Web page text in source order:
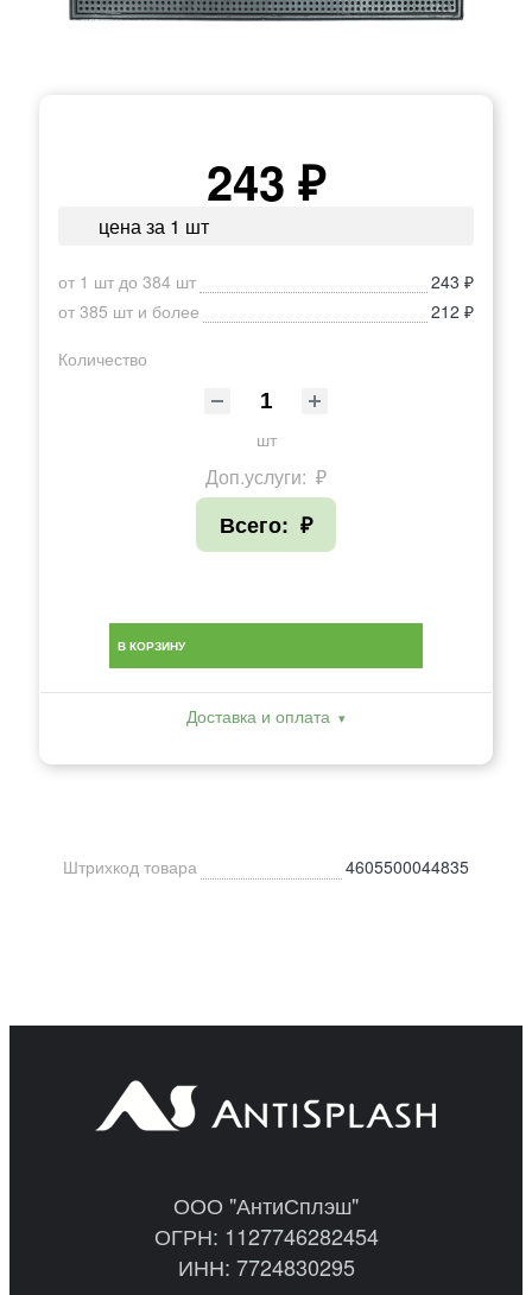
243 ₽
цена за 1 шт
от 1 шт до 384 шт
243 ₽
от 385 шт и более
212 ₽
Количество
шт
Доп.услуги: ₽
Всего: ₽
В КОРЗИНУ
Доставка и оплата
Штрихкод товара 4605500044835
ООО "АнтиСплэш"
ОГРН: 1127746282454
ИНН: 7724830295